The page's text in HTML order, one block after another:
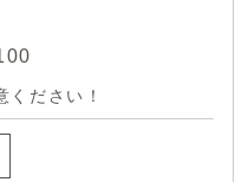
ください！